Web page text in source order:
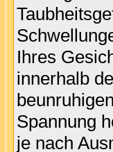
Ihres
innerhalb
Spannung
je nach